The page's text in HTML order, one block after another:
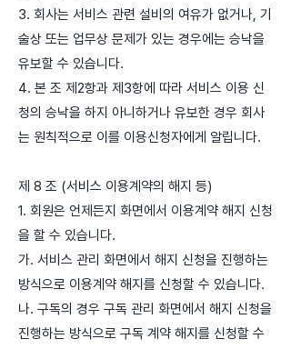
3. 회사는 서비스 관련 설비의 여유가 없거나, 기
술상 또는 업무상 문제가 있는 경우에는 승낙을
유보할 수 있습니다.
4. 본 조 제2항과 제3항에 따라 서비스 이용 신
청의 승낙을 하지 아니하거나 유보한 경우 회사
는 원칙적으로 이를 이용신청자에게 알립니다.
제 8 조 (서비스 이용계약의 해지 등)
1. 회원은 언제든지 화면에서 이용계약 해지 신청
을 할 수 있습니다.
가. 서비스 관리 화면에서 해지 신청을 진행하는
방식으로 이용계약 해지를 신청할 수 있습니다.
나. 구독의 경우 구독 관리 화면에서 해지 신청을
진행하는 방식으로 구독 계약 해지를 신청할 수